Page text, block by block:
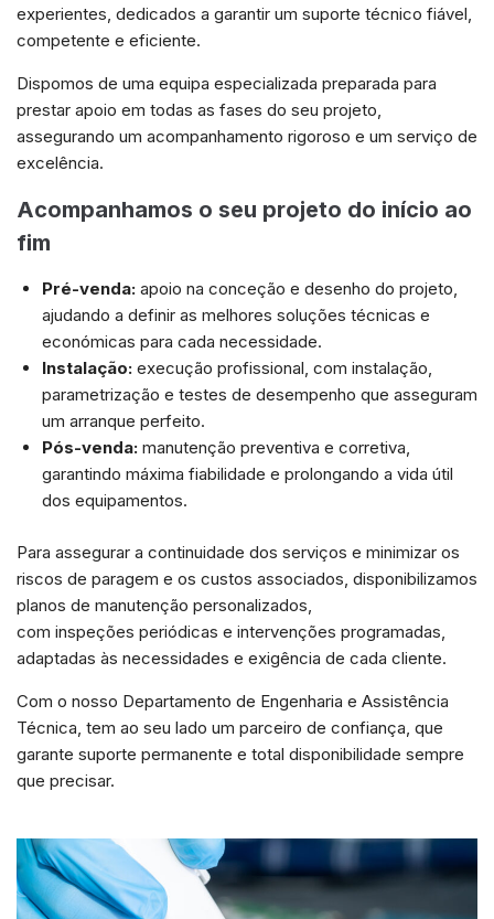
experientes, dedicados a garantir um suporte técnico fiável,
competente e eficiente.
Dispomos de uma equipa especializada preparada para
prestar apoio em todas as fases do seu projeto,
assegurando um acompanhamento rigoroso e um serviço de
excelência.
Acompanhamos o seu projeto do início ao
fim
Pré-venda:apoio na conceção e desenho do projeto,
ajudando a definir as melhores soluções técnicas e
económicas para cada necessidade.
Instalação:execução profissional, com instalação,
parametrização e testes de desempenho que asseguram
um arranque perfeito.
Pós-venda:manutenção preventiva e corretiva,
garantindo máxima fiabilidade e prolongando a vida útil
dos equipamentos.
Para assegurar a continuidade dos serviços e minimizar os
riscos de paragem e os custos associados, disponibilizamos
planos de manutenção personalizados,
com inspeções periódicas e intervenções programadas,
adaptadas às necessidades e exigência de cada cliente.
Com o nosso Departamento de Engenharia e Assistência
Técnica, tem ao seu lado um parceiro de confiança, que
garante suporte permanente e total disponibilidade sempre
que precisar.
não são
opcionais.
Eles são
necessários
para o
funcionamento
do site.
Estatisticas
funcionalidade
e estrutura do
base na forma
de utilização
do website.
Experiência
nosso site
durante a sua
recusar esses
cookies,
algumas